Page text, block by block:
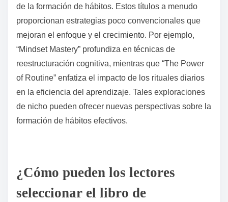
pueden centrarse en el establecimiento de objetivos y
la productividad. Esta diversidad enriquece la
experiencia del lector, ofreciendo múltiples estrategias
para un aprendizaje efectivo. Comprender estas
matices culturales ayuda a los lectores a seleccionar
técnicas que resuenen con sus antecedentes
personales, mejorando el crecimiento y el enfoque.
¿Qué temas de nicho se exploran en títulos menos
la atención plena en el aprendizaje y la neurociencia
de la formación de hábitos. Estos títulos a menudo